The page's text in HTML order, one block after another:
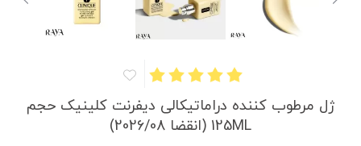
ژل مرطوب کننده دراماتیکالی دیفرنت کلینیک حجم
125ML (انقضا 2026/08)